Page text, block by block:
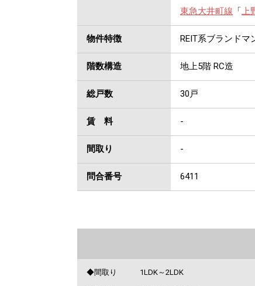
東急大井町線 「 上
物件特徴 REIT系ブランド
階数構造 地上5階 RC造
総戸数 30戸
賃 料 -
間取り -
問合番号 6411
◆間取り 1LDK～2LDK